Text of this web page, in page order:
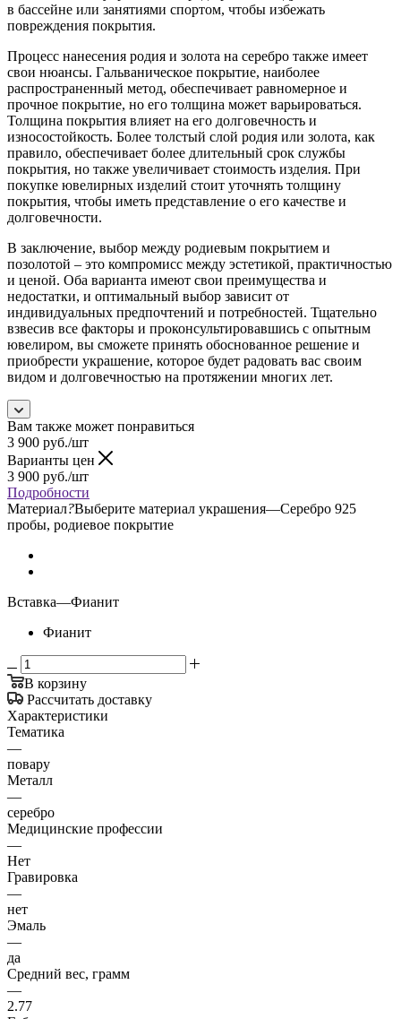
в бассейне или занятиями спортом, чтобы избежать
повреждения покрытия.
Процесс нанесения родия и золота на серебро также имеет
свои нюансы. Гальваническое покрытие, наиболее
распространенный метод, обеспечивает равномерное и
прочное покрытие, но его толщина может варьироваться.
Толщина покрытия влияет на его долговечность и
износостойкость. Более толстый слой родия или золота, как
правило, обеспечивает более длительный срок службы
покрытия, но также увеличивает стоимость изделия. При
покупке ювелирных изделий стоит уточнять толщину
покрытия, чтобы иметь представление о его качестве и
долговечности.
В заключение, выбор между родиевым покрытием и
позолотой – это компромисс между эстетикой, практичностью
и ценой. Оба варианта имеют свои преимущества и
недостатки, и оптимальный выбор зависит от
индивидуальных предпочтений и потребностей. Тщательно
взвесив все факторы и проконсультировавшись с опытным
ювелиром, вы сможете принять обоснованное решение и
приобрести украшение, которое будет радовать вас своим
видом и долговечностью на протяжении многих лет.
Вам также может понравиться
3 900 руб./шт
Варианты цен
3 900 руб./шт
Подробности
Материал?Выберите материал украшения—Серебро 925
пробы, родиевое покрытие
Вставка—Фианит
Фианит
В корзину
Рассчитать доставку
Характеристики
Тематика
—
повару
Металл
—
серебро
Медицинские профессии
—
Нет
Гравировка
—
нет
Эмаль
—
да
Средний вес, грамм
—
2.77